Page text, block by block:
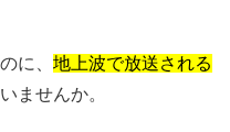
に、 地上波で放送される
ませんか。